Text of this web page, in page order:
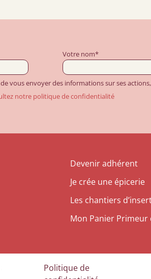
Votre nom*
vous envoyer des informations sur ses
notre politique de confidentialité
Devenir adhérent
Je crée une épicerie
Les chantiers
Mon Panier Primeur
Politique de